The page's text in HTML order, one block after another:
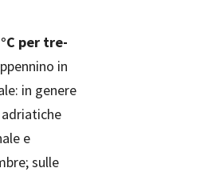
per tre-
in
in genere
e
sulle